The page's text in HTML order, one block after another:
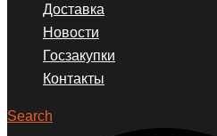
Доставка
Новости
Госзакупки
Контакты
Search